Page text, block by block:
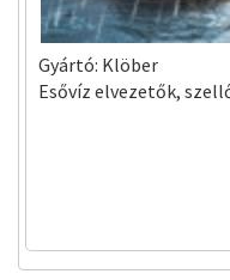
Gyártó: Klöber
Esővíz elvezetők,